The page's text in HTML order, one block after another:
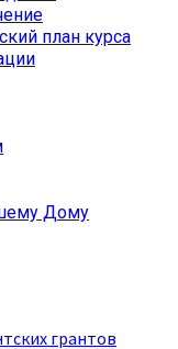
план курса
Дому
грантов